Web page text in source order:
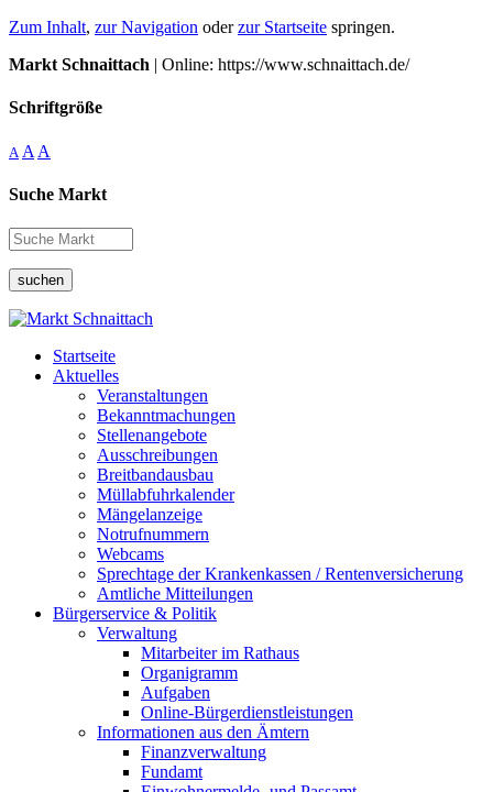
Zum Inhalt, zur Navigation oderzur Startseite springen.
Markt Schnaittach | Online: https://www.schnaittach.de/
Schriftgröße
A A A
Suche Markt
suchen
Startseite
Aktuelles
Veranstaltungen
Bekanntmachungen
Stellenangebote
Ausschreibungen
Breitbandausbau
Müllabfuhrkalender
Mängelanzeige
Notrufnummern
Webcams
Sprechtage der Krankenkassen / Rentenversicherung
Amtliche Mitteilungen
Bürgerservice & Politik
Verwaltung
Mitarbeiter im Rathaus
Organigramm
Aufgaben
Online-Bürgerdienstleistungen
Informationen aus den Ämtern
Finanzverwaltung
Fundamt